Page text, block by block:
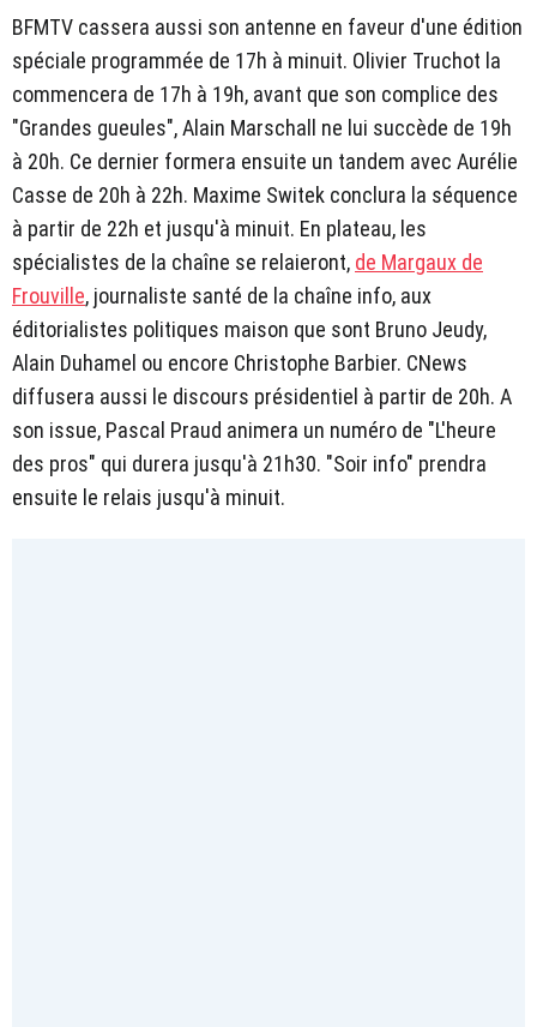
BFMTV cassera aussi son antenne en faveur d'une édition
spéciale programmée de 17h à minuit. Olivier Truchot la
commencera de 17h à 19h, avant que son complice des
"Grandes gueules", Alain Marschall ne lui succède de 19h
à 20h. Ce dernier formera ensuite un tandem avec Aurélie
Casse de 20h à 22h. Maxime Switek conclura la séquence
à partir de 22h et jusqu'à minuit. En plateau, les
spécialistes de la chaîne se relaieront, de Margaux de
Frouville, journaliste santé de la chaîne info, aux
éditorialistes politiques maison que sont Bruno Jeudy,
Alain Duhamel ou encore Christophe Barbier. CNews
diffusera aussi le discours présidentiel à partir de 20h. A
son issue, Pascal Praud animera un numéro de "L'heure
des pros" qui durera jusqu'à 21h30. "Soir info" prendra
ensuite le relais jusqu'à minuit.